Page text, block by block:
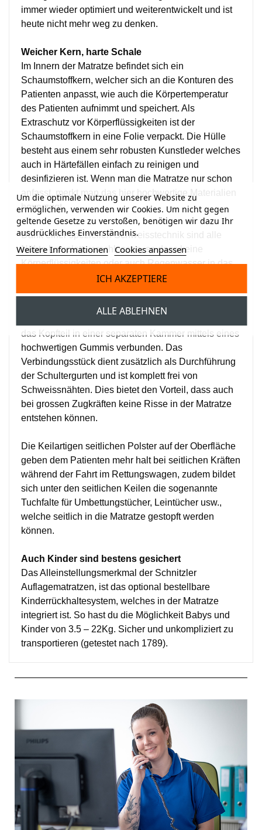
immer wieder optimiert und weiterentwickelt und ist
heute nicht mehr weg zu denken.
Weicher Kern, harte Schale
Im Innern der Matratze befindet sich ein
Schaumstoffkern, welcher sich an die Konturen des
Patienten anpasst, wie auch die Körpertemperatur
des Patienten aufnimmt und speichert. Als
Extraschutz vor Körperflüssigkeiten ist der
Schaumstoffkern in eine Folie verpackt. Die Hülle
besteht aus einem sehr robusten Kunstleder welches
auch in Härtefällen einfach zu reinigen und
desinfizieren ist. Wenn man die Matratze nur schon
anfasst, merkt man das hier hochwertige Materialien
bevorzugt.
Dank einer speziellen Schweisstechnik sind alle
Nähte komplett verschlossen, so dass keine
Körperflüssigkeiten oder auch Regenwasser in das
Innere gelangen können.
Mehrteiliger Aufbau
das Kopfteil in einer separaten Kammer mittels eines
hochwertigen Gummis verbunden. Das
Verbindungsstück dient zusätzlich als Durchführung
der Schultergurten und ist komplett frei von
Schweissnähten. Dies bietet den Vorteil, dass auch
bei grossen Zugkräften keine Risse in der Matratze
entstehen können.
Die Keilartigen seitlichen Polster auf der Oberfläche
geben dem Patienten mehr halt bei seitlichen Kräften
während der Fahrt im Rettungswagen, zudem bildet
sich unter den seitlichen Keilen die sogenannte
Tuchfalte für Umbettungstücher, Leintücher usw.,
welche seitlich in die Matratze gestopft werden
können.
Auch Kinder sind bestens gesichert
Das Alleinstellungsmerkmal der Schnitzler
Auflagematratzen, ist das optional bestellbare
Kinderrückhaltesystem, welches in der Matratze
integriert ist. So hast du die Möglichkeit Babys und
Kinder von 3.5 – 22Kg. Sicher und unkompliziert zu
transportieren (getestet nach 1789).
Um die optimale Nutzung unserer Website zu
ermöglichen, verwenden wir Cookies. Um nicht gegen
geltende Gesetze zu verstoßen, benötigen wir dazu Ihr
ausdrückliches Einverständnis.
Weitere Informationen Cookies anpassen
ALLE ABLEHNEN
ICH AKZEPTIERE